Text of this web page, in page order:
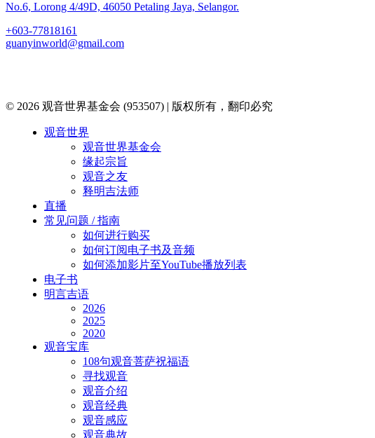
No.6, Lorong 4/49D, 46050 Petaling Jaya, Selangor.
+603-77818161
guanyinworld@gmail.com
© 2026 观音世界基金会 (953507) | 版权所有，翻印必究
观音世界
观音世界基金会
缘起宗旨
观音之友
释明吉法师
直播
常见问题 / 指南
如何进行购买
如何订阅电子书及音频
如何添加影片至YouTube播放列表
电子书
明言吉语
2026
2025
2020
观音宝库
108句观音菩萨祝福语
寻找观音
观音介绍
观音经典
观音感应
观音典故